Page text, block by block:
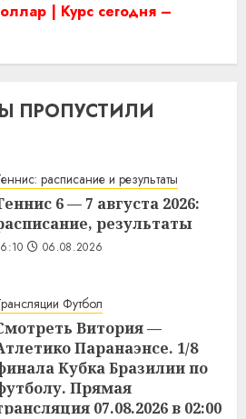
| Курс сегодня –
ПРОПУСТИЛИ
расписание и результаты
6 — 7 августа 2026:
результаты
06.08.2026
Футбол
Витория —
Паранаэнсе. 1/8
Кубка Бразилии по
Прямая
07.08.2026 в 02:00